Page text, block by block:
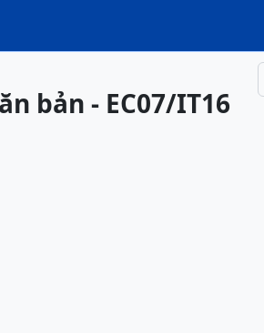
bản - EC07/IT16